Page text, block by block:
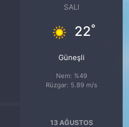
SALI
22°
Güneşli
Nem: %49
Rüzgar: 5.89 m/s
13 AĞUSTOS